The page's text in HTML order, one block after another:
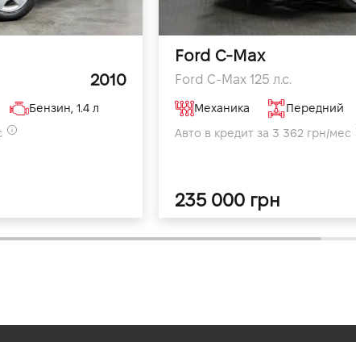
2010
Бензин, 1.4 л
Ford C-Max
Ford C-Max 125 л.с.
Механика Передний
Авто в кредит за 3 362 грн/мес
235 000 грн